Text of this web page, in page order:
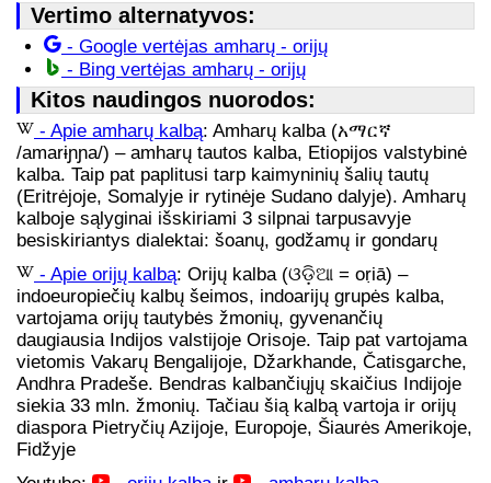
Vertimo alternatyvos:
- Google vertėjas amharų - orijų
- Bing vertėjas amharų - orijų
Kitos naudingos nuorodos:
- Apie amharų kalbą: Amharų kalba (አማርኛ
/amarɨɲɲa/) – amharų tautos kalba, Etiopijos valstybinė
kalba. Taip pat paplitusi tarp kaimyninių šalių tautų
(Eritrėjoje, Somalyje ir rytinėje Sudano dalyje). Amharų
kalboje sąlyginai išskiriami 3 silpnai tarpusavyje
besiskiriantys dialektai: šoanų, godžamų ir gondarų
- Apie orijų kalbą: Orijų kalba (ଓଡ଼ିଆ = oṛiā) –
indoeuropiečių kalbų šeimos, indoarijų grupės kalba,
vartojama orijų tautybės žmonių, gyvenančių
daugiausia Indijos valstijoje Orisoje. Taip pat vartojama
vietomis Vakarų Bengalijoje, Džarkhande, Čatisgarche,
Andhra Pradeše. Bendras kalbančiųjų skaičius Indijoje
siekia 33 mln. žmonių. Tačiau šią kalbą vartoja ir orijų
diaspora Pietryčių Azijoje, Europoje, Šiaurės Amerikoje,
Fidžyje